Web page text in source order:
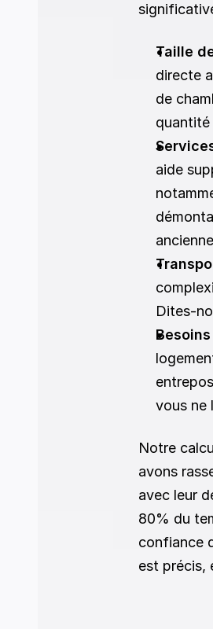
Taille
directe
de
aide
Dites-
vous ne
Notre
avons
avec leur
80% du
confiance
est précis,